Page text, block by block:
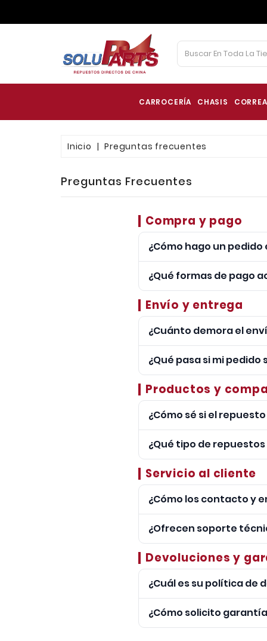
CARROCERÍA CHASIS
Inicio Preguntas frecuentes
Preguntas Frecuentes
Compra y pago
¿Cómo hago un
elige método de envío
de pago vía Webpay.
¿Qué formas de pago
Envío y entrega
¿Cuánto demora el
rastrearlo directamente
¿Qué pasa si mi
prefieras.
Productos y
¿Cómo sé si el
comprar.
¿Qué tipo de
fábrica.
Servicio al cliente
¿Cómo los contacto y
Horario Invierno:Lun a
Horario Verano:Lun a
¿Ofrecen soporte
compatibilidad y uso.
Devoluciones y
¿Cuál es su política de
devolver o cambiar
¿Cómo solicito